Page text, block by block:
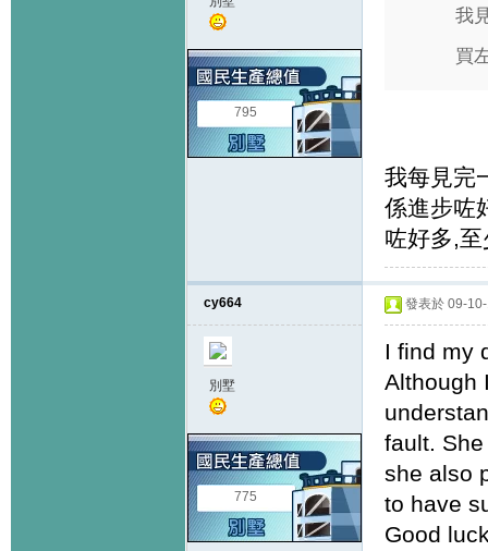
795
我
買
我每見完
係進步咗
咗好多,
cy664
別墅
775
發表於 09-
I find my
Although
fault.
she also
to have
Good